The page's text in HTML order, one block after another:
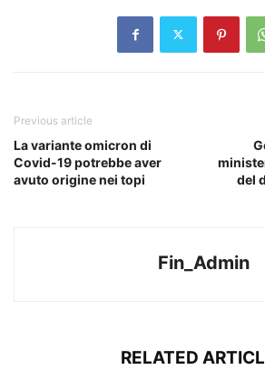
Previous article
La variante omicron di
Covid-19 potrebbe aver
avuto origine nei topi
del
Fin_Admin
RELATED